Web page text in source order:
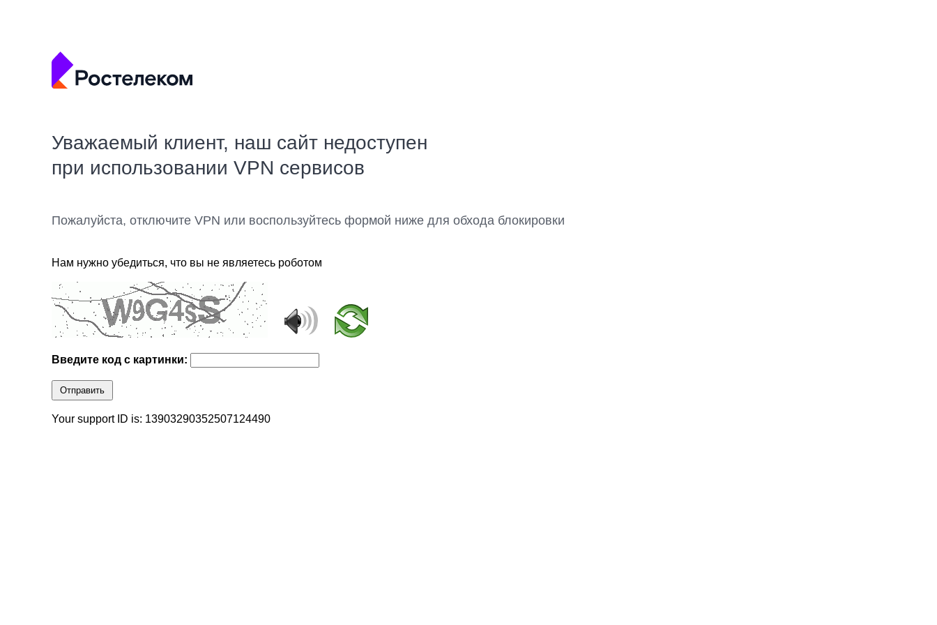
Уважаемый клиент, наш сайт недоступен
при использовании VPN сервисов
Пожалуйста, отключите VPN или воспользуйтесь формой ниже для обхода блокировки
Нам нужно убедиться, что вы не являетесь роботом
Введите код с картинки:
Отправить
Your support ID is: 13903290352507124490